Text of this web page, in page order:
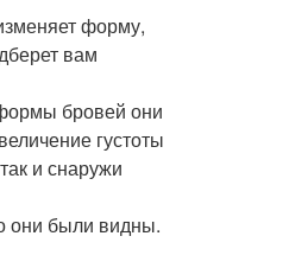
форму,
вам
бровей они
густоты
и снаружи
они были видны.